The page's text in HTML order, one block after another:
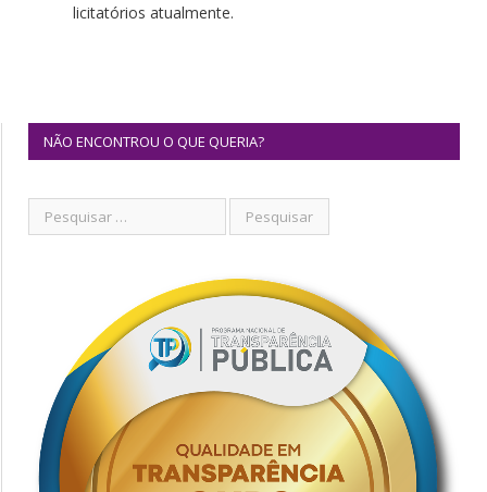
licitatórios atualmente.
NÃO ENCONTROU O QUE QUERIA?